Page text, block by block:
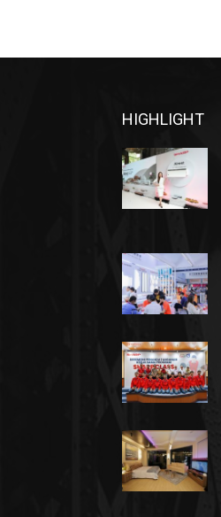
HIGHLIGHT